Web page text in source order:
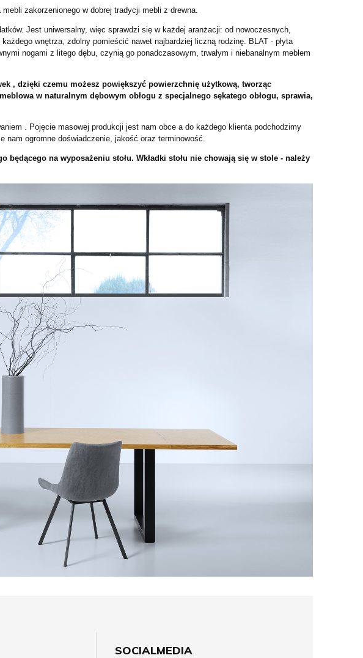
zakorzenionego w dobrej tradycji mebli z drewna.
Jest uniwersalny, więc sprawdzi się w każdej aranżacji: od nowoczesnych,
wnętrza, zdolny pomieścić nawet najbardziej liczną rodzinę. BLAT - płyta
nogami z litego dębu, czynią go ponadczasowym, trwałym i niebanalnym meblem
, dzięki czemu możesz powiększyć powierzchnię użytkową, tworząc
w naturalnym dębowym obłogu z specjalnego sękatego obłogu, sprawia,
. Pojęcie masowej produkcji jest nam obce a do każdego klienta podchodzimy
nam ogromne doświadczenie, jakość oraz terminowość.
będącego na wyposażeniu stołu. Wkładki stołu nie chowają się w stole - należy
SOCIALMEDIA